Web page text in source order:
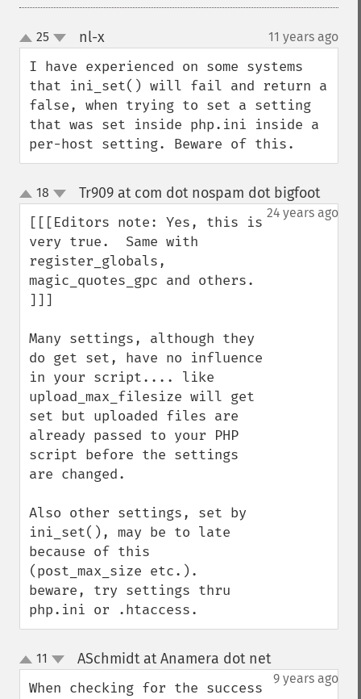
up
down
25 nl-x¶ 11 years ago
I have experienced on some systems
that ini_set() will fail and return a
false, when trying to set a setting
that was set inside php.ini inside a
per-host setting. Beware of this.
up
down
18 Tr909 at com dot nospam dot bigfoot¶
24 years ago
[[[Editors note: Yes, this is
very true.  Same with
register_globals,
magic_quotes_gpc and others.
]]]
Many settings, although they
do get set, have no influence
in your script.... like
upload_max_filesize will get
set but uploaded files are
already passed to your PHP
script before the settings
are changed.
Also other settings, set by
ini_set(), may be to late
because of this
(post_max_size etc.).
beware, try settings thru
php.ini or .htaccess.
up
down
11 ASchmidt at Anamera dot net¶
9 years ago
When checking for the success